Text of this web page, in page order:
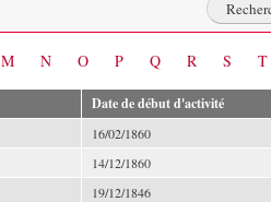
M N O P Q R S T
Date de début d'activité
16/02/1860
14/12/1860
19/12/1846